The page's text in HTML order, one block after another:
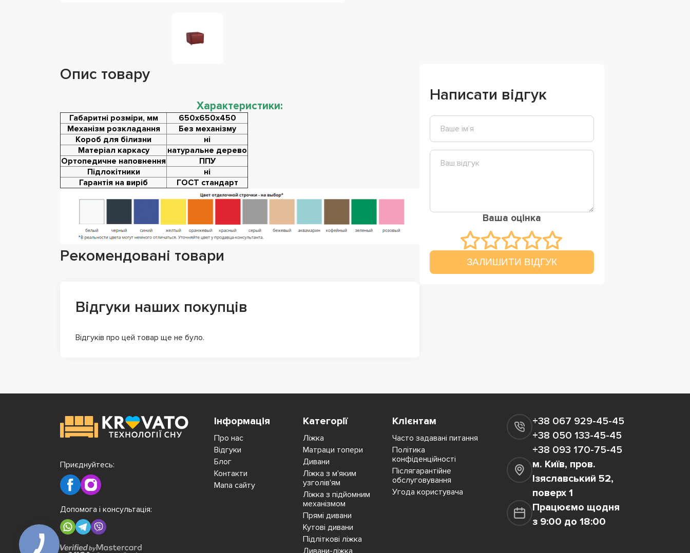
Опис товару
Характеристики:
Габаритні розміри, мм
650х650х450
Механізм розкладання
Без механізму
Короб для білизни
ні
Матеріал каркасу
натуральне дерево
Ортопедичне наповнення
ППУ
Підлокітники
ні
Гарантія на виріб
ГОСТ стандарт
Рекомендовані товари
Відгуки наших покупців
Відгуків про цей товар ще не було.
Написати відгук
Ваша оцінка
ЗАЛИШИТИ ВІДГУК
Інформація
Про нас
Відгуки
Блог
Контакти
Мапа сайту
Категорії
Ліжка
Матраци топери
Дивани
Ліжка з м'яким
узголів'ям
Ліжка з підйомним
механізмом
Прямі дивани
Кутові дивани
Підліткові ліжка
Дивани-ліжка
Клієнтам
Часто задавані питання
Політика
конфіденційності
Післягарантійне
обслуговування
Угода користувача
+38 067 929-45-45
+38 050 133-45-45
+38 093 170-75-45
м. Київ, пров.
Ізяславський 52,
поверх 1
Працюємо щодня
з 9:00 до 18:00
Приєднуйтесь:
Допомога і консультація: